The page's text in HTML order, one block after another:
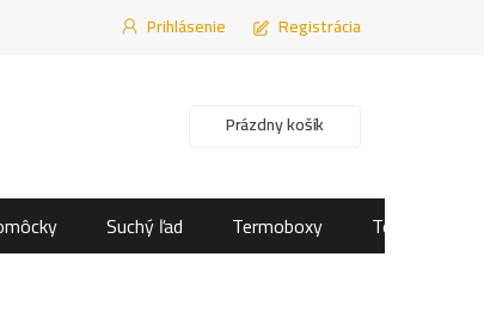
Prihlásenie Registrácia
Nákupný košík
Prázdny košík
Suchý ľad Termoboxy Termotašky